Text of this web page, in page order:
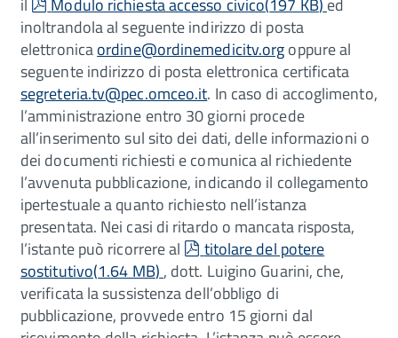
il
Modulo richiesta accesso civico(197 KB) ed
inoltrandola al seguente indirizzo di posta
elettronicaordine@ordinemedicitv.orgoppure al
seguente indirizzo di posta elettronica certificata
segreteria.tv@pec.omceo.it. In caso di accoglimento,
l’amministrazione entro 30 giorni procede
all’inserimento sul sito dei dati, delle informazioni o
dei documenti richiesti e comunica al richiedente
l’avvenuta pubblicazione, indicando il collegamento
ipertestuale a quanto richiesto nell’istanza
presentata. Nei casi di ritardo o mancata risposta,
l’istante può ricorrere al
pdf
titolare del potere
sostitutivo(1.64 MB) , dott. Luigino Guarini, che,
verificata la sussistenza dell’obbligo di
pubblicazione, provvede entro 15 giorni dal